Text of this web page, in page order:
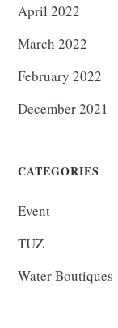
April 2022
March 2022
February 2022
December 2021
CATEGORIES
Event
TUZ
Water Boutiques